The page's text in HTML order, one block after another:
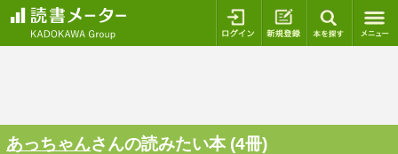
ログイン 新規登録
あっちゃんさんの読みたい本 (4冊)